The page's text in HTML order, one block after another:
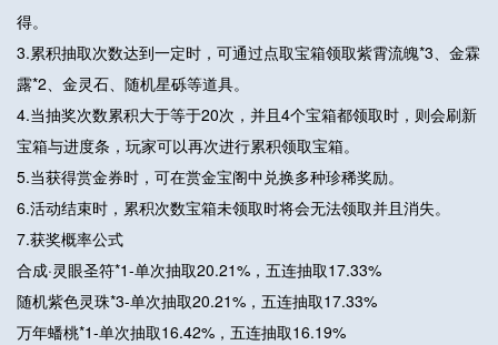
得。
3.累积抽取次数达到一定时，可通过点取宝箱领取紫霄流魄*3、金霖
露*2、金灵石、随机星砾等道具。
4.当抽奖次数累积大于等于20次，并且4个宝箱都领取时，则会刷新
宝箱与进度条，玩家可以再次进行累积领取宝箱。
5.当获得赏金券时，可在赏金宝阁中兑换多种珍稀奖励。
6.活动结束时，累积次数宝箱未领取时将会无法领取并且消失。
7.获奖概率公式
合成·灵眼圣符*1-单次抽取20.21%，五连抽取17.33%
随机紫色灵珠*3-单次抽取20.21%，五连抽取17.33%
万年蟠桃*1-单次抽取16.42%，五连抽取16.19%